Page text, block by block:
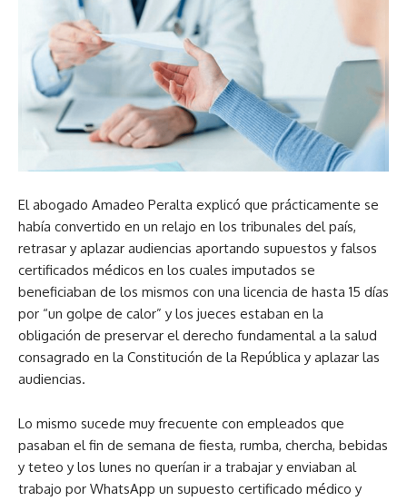
El abogado Amadeo Peralta explicó que prácticamente se
había convertido en un relajo en los tribunales del país,
retrasar y aplazar audiencias aportando supuestos y falsos
certificados médicos en los cuales imputados se
beneficiaban de los mismos con una licencia de hasta 15 días
por “un golpe de calor” y los jueces estaban en la
obligación de preservar el derecho fundamental a la salud
consagrado en la Constitución de la República y aplazar las
audiencias.
Lo mismo sucede muy frecuente con empleados que
pasaban el fin de semana de fiesta, rumba, chercha, bebidas
y teteo y los lunes no querían ir a trabajar y enviaban al
trabajo por WhatsApp un supuesto certificado médico y